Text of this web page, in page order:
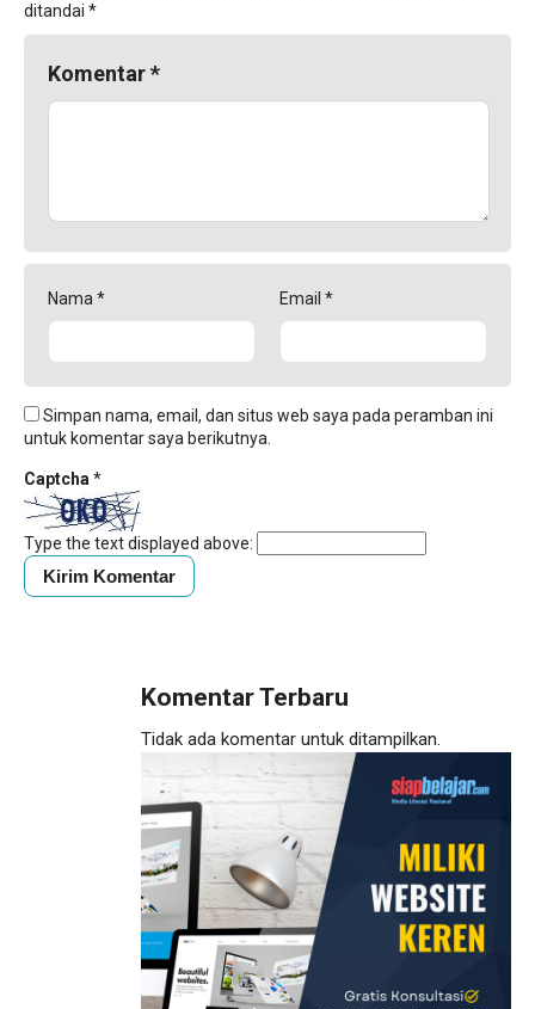
ditandai *
Komentar*
Nama* Email *
Simpan nama, email, dan situs web saya pada peramban ini
untuk komentar saya berikutnya.
Captcha*
Type the text displayed above:
Komentar Terbaru
Tidak ada komentar untuk ditampilkan.